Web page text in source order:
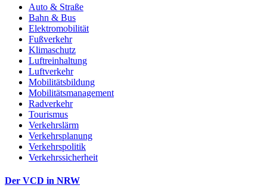
Auto & Straße
Bahn & Bus
Elektromobilität
Fußverkehr
Klimaschutz
Luftreinhaltung
Luftverkehr
Mobilitätsbildung
Mobilitätsmanagement
Radverkehr
Tourismus
Verkehrslärm
Verkehrsplanung
Verkehrspolitik
Verkehrssicherheit
Der VCD in NRW